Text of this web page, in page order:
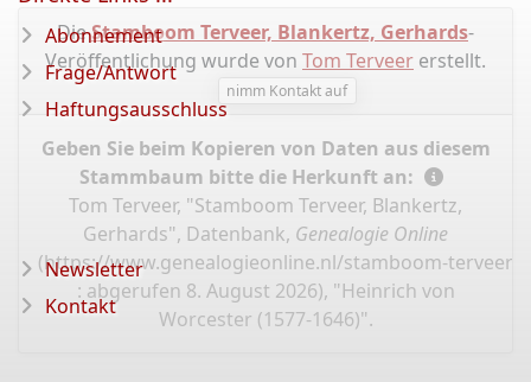
DieStamboom Terveer, Blankertz, Gerhards-
Veröffentlichung wurde von Tom Terveer erstellt.
nimm Kontakt auf
Geben Sie beim Kopieren von Daten aus diesem
Stammbaum bitte die Herkunft an:
Tom Terveer, "Stamboom Terveer, Blankertz,
Gerhards", Datenbank, Genealogie Online
(https://www.genealogieonline.nl/stamboom-terveer-
: abgerufen 8. August 2026), "Heinrich von
Worcester (1577-1646)".
Abonnement
Frage/Antwort
Haftungsausschluss
Newsletter
Kontakt